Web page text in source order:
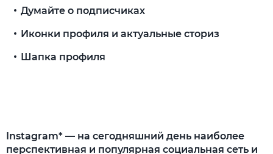
Instagram* — на сегодняшний день наиболее
перспективная и популярная социальная сеть и
Думайте о подписчиках
Иконки профиля и актуальные сториз
Шапка профиля
Активно взаимодействуйте с аудиторией